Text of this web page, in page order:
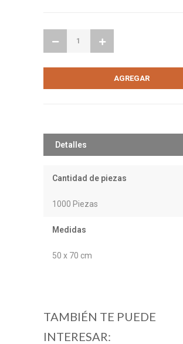
Detalles
Cantidad de piezas
1000 Piezas
Medidas
50 x 70 cm
TAMBIÉN TE PUEDE
INTERESAR: